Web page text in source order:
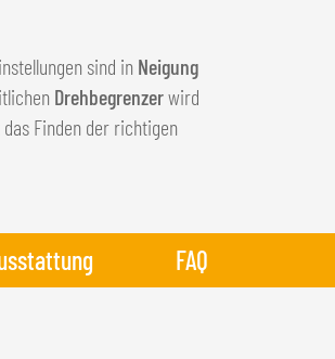
sind in Neigung
Drehbegrenzerwird
Finden der richtigen
FAQ